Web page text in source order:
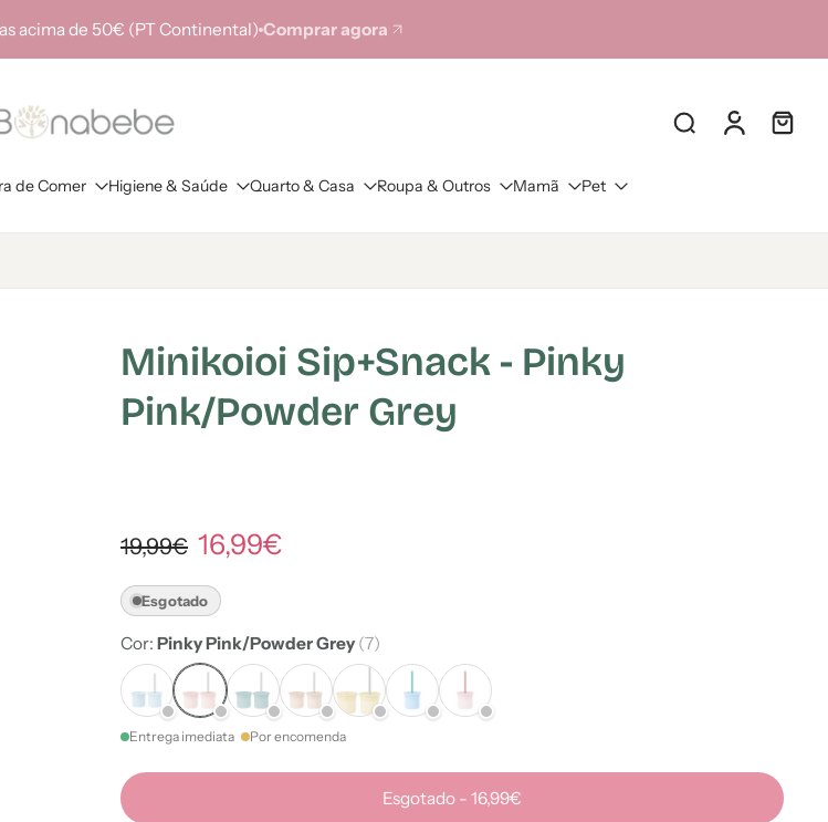
acima de 50€ (PT Continental) Comprar agora
de Comer Higiene & Saúde Quarto & Casa Roupa & Outros Mamã Pet
Minikoioi Sip+Snack - Pinky
Pink/Powder Grey
19,99€ 16,99€
Esgotado
Cor: Pinky Pink/Powder Grey (7)
Entrega imediata Por encomenda
Esgotado - 16,99€